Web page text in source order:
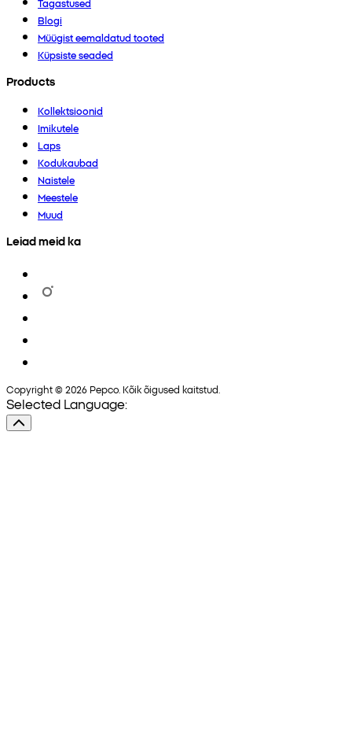
Tagastused
Blogi
Müügist eemaldatud tooted
Küpsiste seaded
Products
Kollektsioonid
Imikutele
Laps
Kodukaubad
Naistele
Meestele
Muud
Leiad meid ka
Copyright © 2026 Pepco. Kõik õigused kaitstud.
Selected Language: